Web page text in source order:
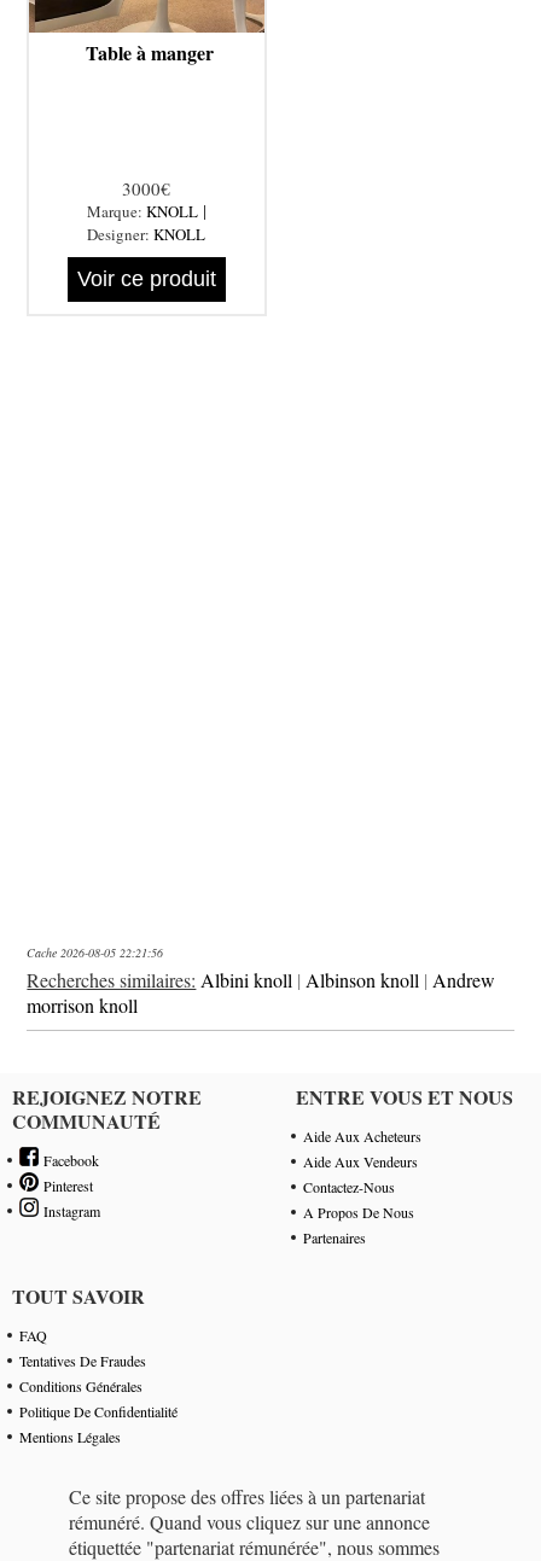
Table à manger
3000€
Marque: KNOLL|
Designer:KNOLL
Voir ce produit
Cache 2026-08-05 22:21:56
Recherches similaires: Albini knoll | Albinson knoll | Andrew
morrison knoll
REJOIGNEZ NOTRE
COMMUNAUTÉ
Facebook
Pinterest
Instagram
ENTRE VOUS ET NOUS
Aide Aux Acheteurs
Aide Aux Vendeurs
Contactez-Nous
A Propos De Nous
Partenaires
TOUT SAVOIR
FAQ
Tentatives De Fraudes
Conditions Générales
Politique De Confidentialité
Mentions Légales
Ce site propose des offres liées à un partenariat
rémunéré. Quand vous cliquez sur une annonce
étiquettée "partenariat rémunérée", nous sommes